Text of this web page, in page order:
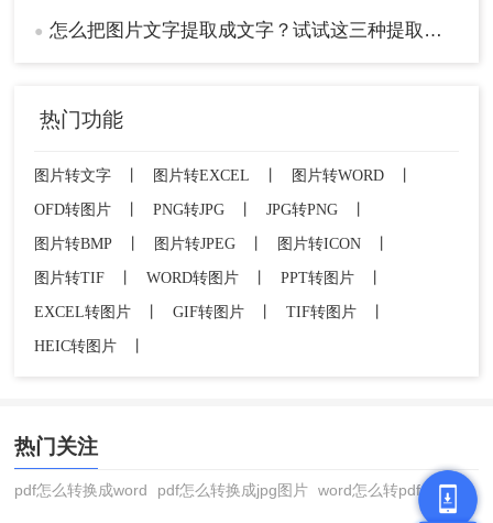
⚠️ 注意：
避免图片存在反光或阴影；导出前使
四、命令行工具（开发者适用）
通过代码实现批量处理，适合技术人员集成到自动
化流程。
言包
推荐工具：
● 怎么把图片文字提取成文字？试试这三种提取方式！
热门功能
图片转文字 图片转EXCEL 图片转WORD
OFD转图片
PNG转JPG JPG转PNG
图片转BMP
图片转JPEG 图片转ICON
图片转TIF
WORD转图片 PPT转图片
EXCEL转图片
GIF转图片 TIF转图片
HEIC转图片
热门关注
pdf怎么转换成word pdf怎么转换成jpg图片 word怎么转pdf